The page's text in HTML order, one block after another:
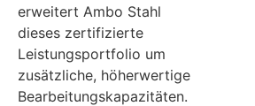
erweitert Ambo Stahl
dieses zertifizierte
Leistungsportfolio um
zusätzliche, höherwertige
Bearbeitungskapazitäten.